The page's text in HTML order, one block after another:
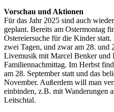
Vorschau und Aktionen
Für das Jahr 2025 sind auch
geplant. Bereits am Ostermontag
Ostereiersuche für die Kinder
zwei Tagen, und zwar am 28. und
Livemusik mit Marcel Benker und
Familiennachmittag. Im Herbst
am 28. September statt und das
November. Außerdem will man
einbinden, z.B. mit Wanderungen
Leitschtal.